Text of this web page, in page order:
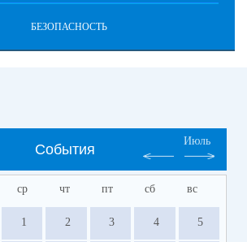
БЕЗОПАСНОСТЬ
События
Июль
ср чт пт сб вс
1 2 3 4 5